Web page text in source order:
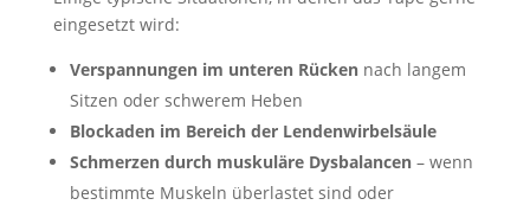
eingesetzt wird:
Verspannungen im unteren Rückennach langem
Sitzen oder schwerem Heben
Blockaden im Bereich der Lendenwirbelsäule
Schmerzen durch muskuläre Dysbalancen– wenn
bestimmte Muskeln überlastet sind oder